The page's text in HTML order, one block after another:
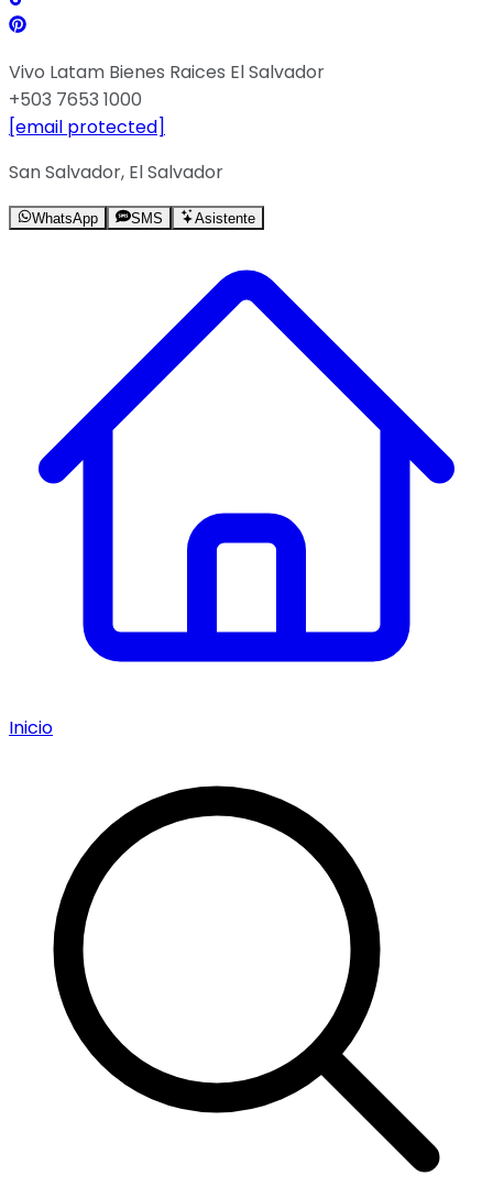
Vivo Latam Bienes Raices El Salvador
+503 7653 1000
[email protected]
San Salvador, El Salvador
WhatsApp SMS Asistente
Inicio